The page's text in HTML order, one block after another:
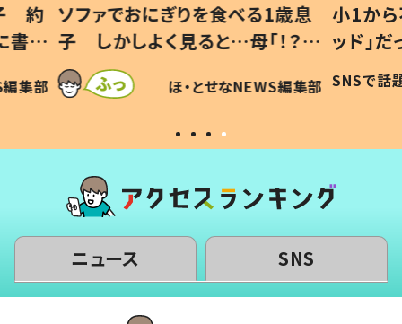
歳息
？」
編集部
小1から不登校、息子は「ギフテ
ッド」だった 父が“ウチ給食”を
作り続ける理由とは #令和の親
#令和の子
SNSで話題 ほ・とせなNEWS編集部
ひ孫
が、抱
「涙
い」
ニュース SNS